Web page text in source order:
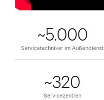
~5.000
Servicetechniker im Außendienst
~320
Servicezentren